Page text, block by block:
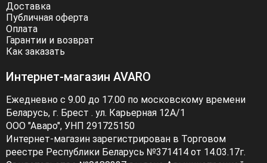
Доставка
Публичная оферта
Оплата
Гарантии и возврат
Как заказать
Интернет-магазин AVARO
Ежедневно с 9.00 до 17.00 по московскому времени
Беларусь, г. Брест . ул. Карьерная 12А/1
ООО "Аваро", УНП 291725150
Интернет-магазин зарегистрирован в Торговом
реестре Республики Беларусь №371414 от 14.03.17г.